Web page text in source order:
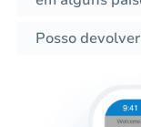
Posso